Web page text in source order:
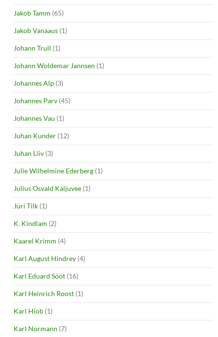
Jakob Tamm (65)
Jakob Vanaaus (1)
Johann Trull (1)
Johann Woldemar Jannsen (1)
Johannes Alp (3)
Johannes Parv (45)
Johannes Vau (1)
Juhan Kunder (12)
Juhan Liiv (3)
Julie Wilhelmine Ederberg (1)
Julius Osvald Kaljuvee (1)
Jüri Tilk (1)
K. Kindlam (2)
Kaarel Krimm (4)
Karl August Hindrey (4)
Karl Eduard Sööt (16)
Karl Heinrich Roost (1)
Karl Hiob (1)
Karl Normann (7)